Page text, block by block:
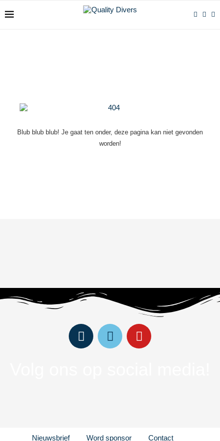
Blub blub blub! Je gaat ten onder, deze pagina kan niet gevonden
worden!
Nieuwsbrief Word sponsor Contact